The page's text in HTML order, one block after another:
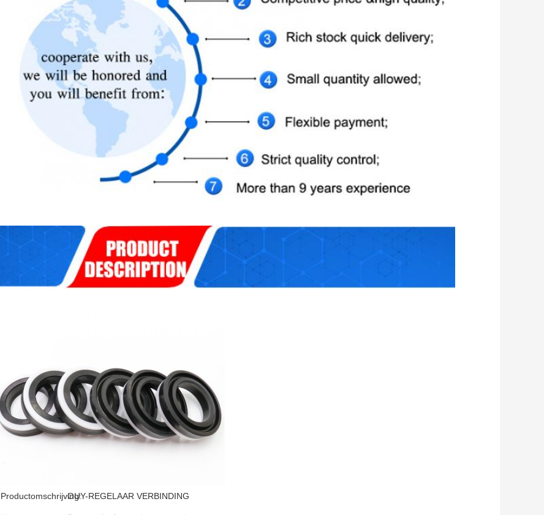
Productomschrijving:OUY-REGELAAR VERBINDING